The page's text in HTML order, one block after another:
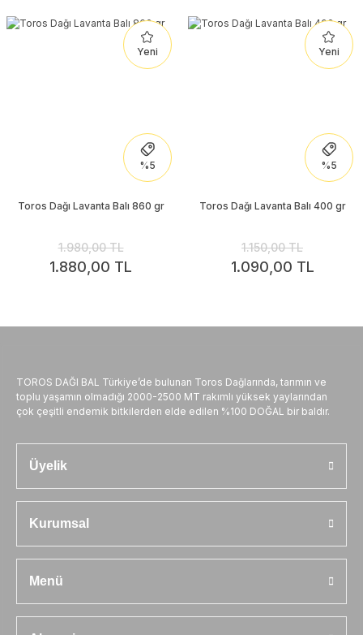
%5
Yeni
Toros Dağı Lavanta Balı 860 gr
1.980,00 TL
1.880,00 TL
%5
Yeni
Toros Dağı Lavanta Balı 400 gr
1.150,00 TL
1.090,00 TL
TOROS DAĞI BAL Türkiye’de bulunan Toros Dağlarında, tarımın ve
toplu yaşamın olmadığı 2000-2500 MT rakımlı yüksek yaylarından
çok çeşitli endemik bitkilerden elde edilen %100 DOĞAL bir baldır.
Üyelik
Kurumsal
Menü